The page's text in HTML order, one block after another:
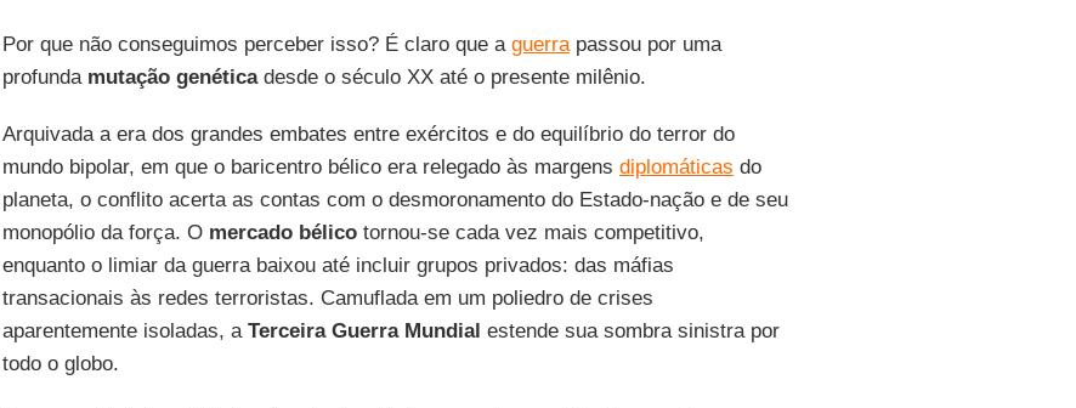
Por que não conseguimos perceber isso? É claro que a guerrapassou por uma
profunda mutação genéticadesde o século XX até o presente milênio.
Arquivada a era dos grandes embates entre exércitos e do equilíbrio do terror do
mundo bipolar, em que o baricentro bélico era relegado às margens diplomáticas do
planeta, o conflito acerta as contas com o desmoronamento do Estado-nação e de seu
monopólio da força. O mercado bélicotornou-se cada vez mais competitivo,
enquanto o limiar da guerra baixou até incluir grupos privados: das máfias
transacionais às redes terroristas. Camuflada em um poliedro de crises
aparentemente isoladas, a Terceira Guerra Mundial estende sua sombra sinistra por
todo o globo.